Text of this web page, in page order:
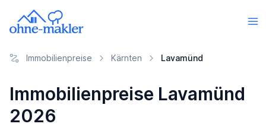
Immobilienpreise Kärnten Lavamünd
Immobilienpreise Lavamünd
2026